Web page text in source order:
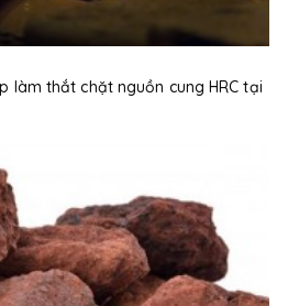
làm thắt chặt nguồn cung HRC tại